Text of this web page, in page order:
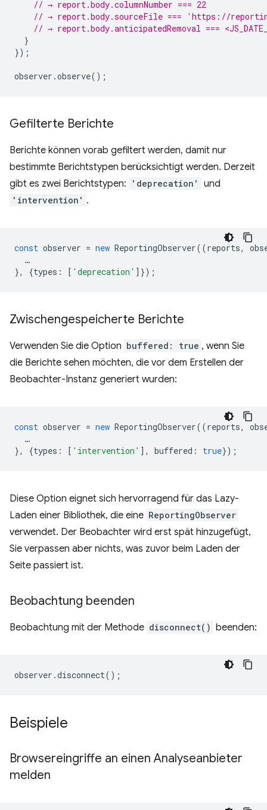
// → report.body.columnNumber === 22
// → report.body.sourceFile === 'https://
// → report.body.anticipatedRemoval ===
}
});
observer .observe();
Gefilterte Berichte
Berichte können vorab gefiltert werden, damit nur
bestimmte Berichtstypen berücksichtigt werden. Derzeit
gibt es zwei Berichtstypen:
'deprecation' und
'intervention' .
const observer = new ReportingObserver((reports,
…
},
{types : [ 'deprecation' ]});
Zwischengespeicherte Berichte
Verwenden Sie die Option buffered: true , wenn Sie
die Berichte sehen möchten, die vor dem Erstellen der
Beobachter-Instanz generiert wurden:
const observer = new ReportingObserver((reports,
…
},
{types : [ 'intervention' ], buffered : true});
Diese Option eignet sich hervorragend für das Lazy-
Laden einer Bibliothek, die eine ReportingObserver
verwendet. Der Beobachter wird erst spät hinzugefügt,
Sie verpassen aber nichts, was zuvor beim Laden der
Seite passiert ist.
Beobachtung beenden
Beobachtung mit der Methode disconnect() beenden:
observer .disconnect();
Beispiele
Browsereingriffe an einen Analyseanbieter
melden